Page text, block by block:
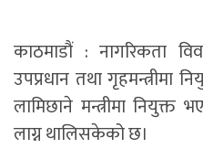
काठमाडौं : नागरिकता
उपप्रधान तथा गृहमन्त्रीमा
लामिछाने मन्त्रीमा नियुक्त
लाग्न थालिसकेको छ।